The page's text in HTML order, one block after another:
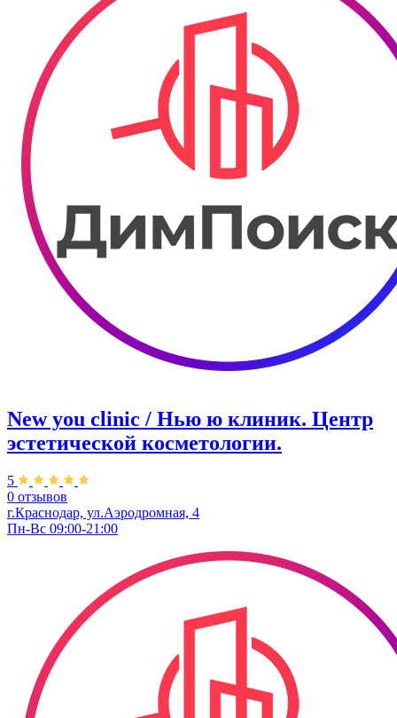
New you clinic / Нью ю клиник. ​Центр
эстетической косметологии.
5
0 отзывов
г.Краснодар, ул.Аэродромная, 4
Пн-Вс 09:00-21:00